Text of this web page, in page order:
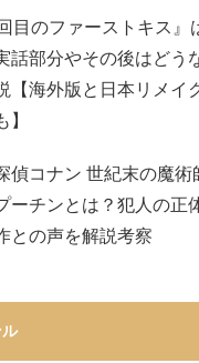
目のファーストキス』
話部分やその後はどう
【海外版と日本リメイ
】
偵コナン 世紀末の魔術
ーチンとは？犯人の正
との声を解説考察